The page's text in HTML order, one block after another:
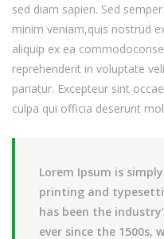
sed diam sapien. Sed
minim veniam,quis nostrud
aliquip ex ea
reprehenderit in voluptate
pariatur. Excepteur sint
culpa qui officia deserunt
Lorem Ipsum is
printing and
has been the
ever since the 1500s,